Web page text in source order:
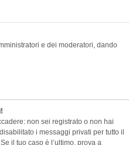
e dei moderatori, dando
non sei registrato o non hai
i messaggi privati per tutto il
il tuo caso è l’ultimo, prova a